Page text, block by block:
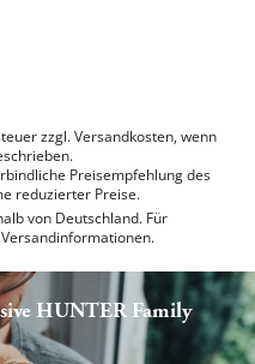
zzgl. Versandkosten, wenn
Preisempfehlung des
reduzierter Preise.
von Deutschland. Für
Versandinformationen.
HUNTER Family